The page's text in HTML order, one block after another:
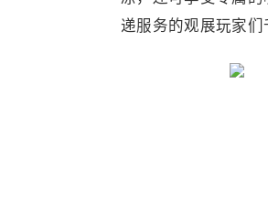
递服务的观展玩家们